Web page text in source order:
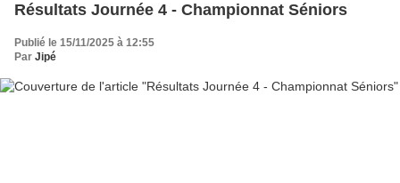
Résultats Journée 4 - Championnat Séniors
Publié le 15/11/2025 à 12:55
Par Jipé